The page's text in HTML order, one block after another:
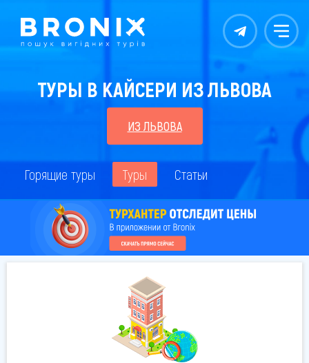
Контакты Меню
ТУРЫ В КАЙСЕРИ ИЗ ЛЬВОВА
ИЗ ЛЬВОВА
Горящие туры Туры Статьи